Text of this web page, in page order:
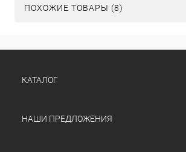
ПОХОЖИЕ ТОВАРЫ (8)
КАТАЛОГ
НАШИ ПРЕДЛОЖЕНИЯ